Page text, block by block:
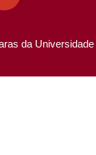
da Universidade